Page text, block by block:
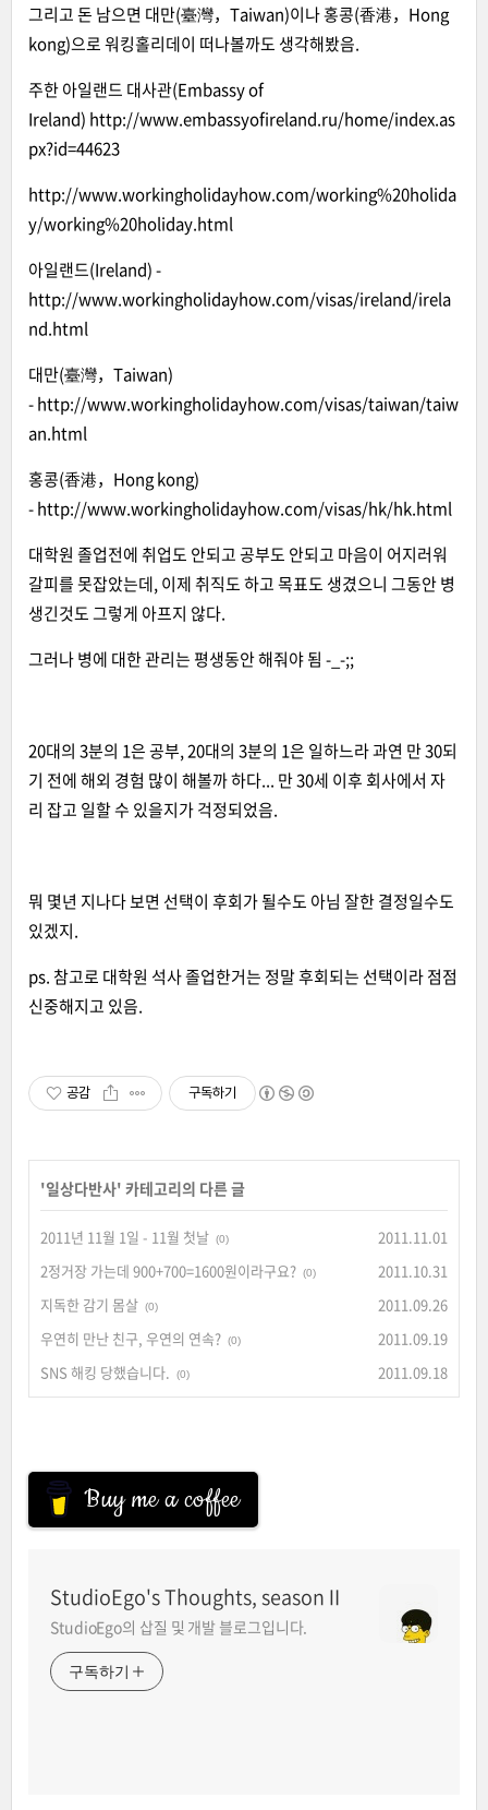
그리고 돈 남으면 대만(臺灣，Taiwan)이나 홍콩(香港，Hong
kong)으로 워킹홀리데이 떠나볼까도 생각해봤음.
주한 아일랜드 대사관(Embassy of
Ireland) http://www.embassyofireland.ru/home/index.as
px?id=44623
http://www.workingholidayhow.com/working%20holida
y/working%20holiday.html
아일랜드(Ireland) -
http://www.workingholidayhow.com/visas/ireland/irela
nd.html
대만(臺灣，Taiwan)
-http://www.workingholidayhow.com/visas/taiwan/taiw
an.html
홍콩(香港，Hong kong)
-http://www.workingholidayhow.com/visas/hk/hk.html
대학원 졸업전에 취업도 안되고 공부도 안되고 마음이 어지러워
갈피를 못잡았는데, 이제 취직도 하고 목표도 생겼으니 그동안 병
생긴것도 그렇게 아프지 않다.
그러나 병에 대한 관리는 평생동안 해줘야 됨 -_-;;
20대의 3분의 1은 공부, 20대의 3분의 1은 일하느라 과연 만 30되
기 전에 해외 경험 많이 해볼까 하다... 만 30세 이후 회사에서 자
리 잡고 일할 수 있을지가 걱정되었음.
뭐 몇년 지나다 보면 선택이 후회가 될수도 아님 잘한 결정일수도
있겠지.
ps. 참고로 대학원 석사 졸업한거는 정말 후회되는 선택이라 점점
신중해지고 있음.
공감 구독하기
'일상다반사' 카테고리의 다른 글
2011년 11월 1일 - 11월 첫날 (0)
2011.11.01
2정거장 가는데 900+700=1600원이라구요? (0)
2011.10.31
지독한 감기 몸살 (0)
2011.09.26
우연히 만난 친구, 우연의 연속? (0)
2011.09.19
SNS 해킹 당했습니다.
(0) 2011.09.18
Buy me a coffee
StudioEgo's Thoughts, seasonⅡ
StudioEgo의 삽질 및 개발 블로그입니다.
구독하기